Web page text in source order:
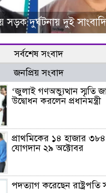
সড়ক দুর্ঘটনায় দুই
সর্বশেষ সংবাদ
জনপ্রিয় সংবাদ
‘জুলাই গণঅভ্যুত্থান স্মৃতি
উদ্বোধন করলেন প্রধানমন্ত্রী
প্রাথমিকের ১৪ হাজার
যোগদান ২৯ অক্টোবর
পদত্যাগ করেছেন রাষ্ট্রপতি